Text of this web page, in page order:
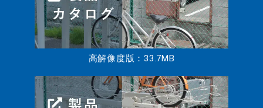
高解像度版：33.7MB